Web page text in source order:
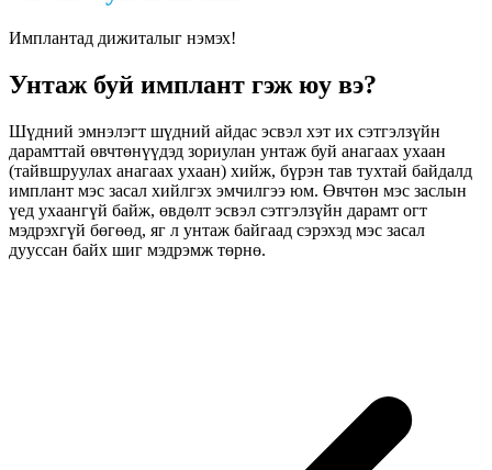
Имплантад дижиталыг нэмэх!
Унтаж буй имплант гэж юу вэ?
Шүдний эмнэлэгт шүдний айдас эсвэл хэт их сэтгэлзүйн
дарамттай өвчтөнүүдэд зориулан унтаж буй анагаах ухаан
(тайвшруулах анагаах ухаан) хийж, бүрэн тав тухтай байдалд
имплант мэс засал хийлгэх эмчилгээ юм. Өвчтөн мэс заслын
үед ухаангүй байж, өвдөлт эсвэл сэтгэлзүйн дарамт огт
мэдрэхгүй бөгөөд, яг л унтаж байгаад сэрэхэд мэс засал
дууссан байх шиг мэдрэмж төрнө.